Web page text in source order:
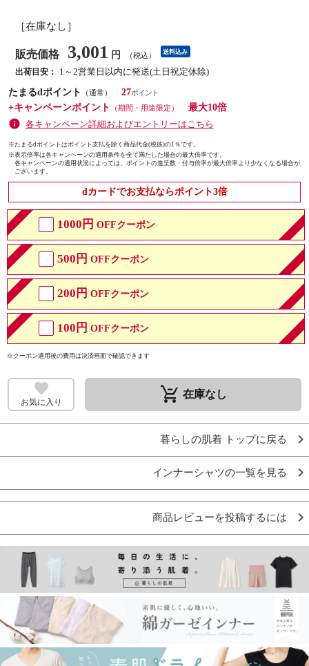
［在庫なし］
販売価格 3,001 円 （税込） 送料込み
出荷目安：
1～2営業日以内に発送(土日祝定休除)
たまるdポイント
（通常）
27
+キャンペーンポイント
（期間・用途限定）
最大10倍
各キャンペーン詳細およびエントリーはこちら
※たまるdポイントはポイント支払を除く商品代金(税抜)の1％です。
※表示倍率は各キャンペーンの適用条件を全て満たした場合の最大倍率です。
各キャンペーンの適用状況によっては、ポイントの進呈数・付与倍率が最大倍率より少なくなる場合が
ございます。
dカードでお支払ならポイント3倍
1000円 OFFクーポン
500円 OFFクーポン
200円 OFFクーポン
100円 OFFクーポン
※クーポン適用後の費用は決済画面で確認できます
お気に入り remove_shopping_cart 在庫なし
暮らしの肌着 トップに戻る
インナーシャツの一覧を見る
商品レビューを投稿するには